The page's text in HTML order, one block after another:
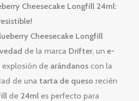
Cheesecake Longfill 24ml:
Cheesecake Longfill
de la marca Drifter, un e-
de arándanos con la
de una tarta de queso recién
de 24ml es perfecto para